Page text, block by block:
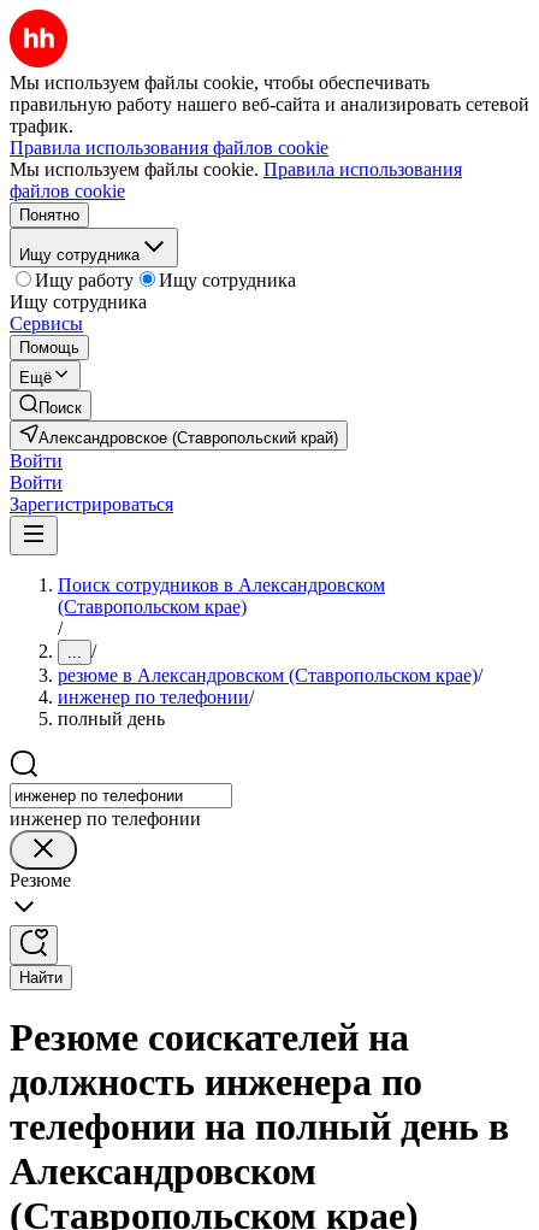
Мы используем файлы cookie, чтобы обеспечивать
правильную работу нашего веб-сайта и анализировать сетевой
трафик.
Правила использования файлов cookie
Мы используем файлы cookie. Правила использования
файлов cookie
Понятно
Ищу сотрудника
Ищу работу
Ищу сотрудника
Ищу сотрудника
Сервисы
Помощь
Ещё
Поиск
Александровское (Ставропольский край)
Войти
Войти
Зарегистрироваться
Поиск сотрудников в Александровском
(Ставропольском крае)
/
... /
резюме в Александровском (Ставропольском крае)/
инженер по телефонии/
полный день
инженер по телефонии
Резюме
Найти
Резюме соискателей на
должность инженера по
телефонии на полный день в
Александровском
(Ставропольском крае)